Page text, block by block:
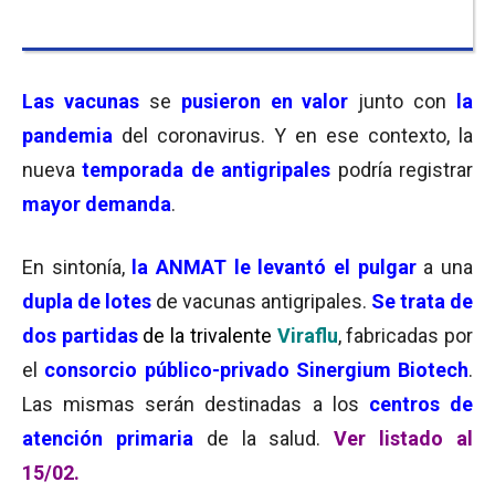
Las vacunas se pusieron en valor junto con la
pandemia del coronavirus. Y en ese contexto, la
nueva temporada de antigripales podría registrar
mayor demanda.
En sintonía, la ANMAT le levantó el pulgar a una
dupla de lotes de vacunas antigripales. Se trata de
dos partidas de la trivalente Viraflu, fabricadas por
el consorcio público-privado Sinergium Biotech.
Las mismas serán destinadas a los centros de
atención primaria
de la salud.Ver listado al
15/02.